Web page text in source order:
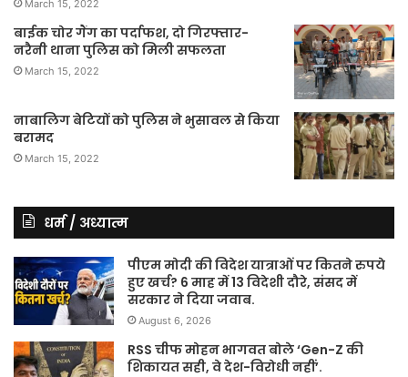
March 15, 2022
बाईक चोर गैंग का पर्दाफश, दो गिरफ्तार-
नरैनी थाना पुलिस को मिली सफलता
March 15, 2022
नाबालिग बेटियों को पुलिस ने भुसावल से किया
बरामद
March 15, 2022
धर्म / अध्यात्म
पीएम मोदी की विदेश यात्राओं पर कितने रुपये
हुए खर्च? 6 माह में 13 विदेशी दौरे, संसद में
सरकार ने दिया जवाब.
August 6, 2026
RSS चीफ मोहन भागवत बोले ‘Gen-Z की
शिकायत सही, वे देश-विरोधी नहीं’.